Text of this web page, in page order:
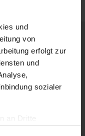
und
von
erfolgt zur
und
sozialer
an Dritte
christlichen